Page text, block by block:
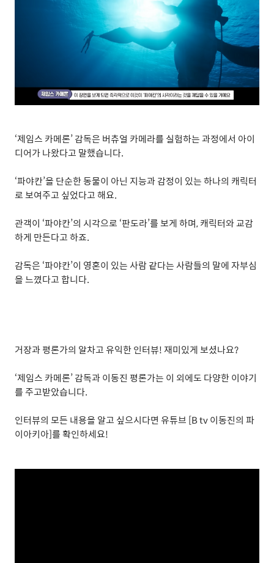
‘제임스 카메론’감독은 버츄얼 카메라를 실험하는 과정에서 아이
디어가 나왔다고 말했습니다.
‘파야칸’을 단순한 동물이 아닌 지능과 감정이 있는 하나의 캐릭터
로 보여주고 싶었다고 해요.
관객이 ‘파야칸’의 시각으로 ‘판도라’를 보게 하며,캐릭터와 교감
하게 만든다고 하죠.
감독은 ‘파야칸’이 영혼이 있는 사람 같다는 사람들의 말에 자부심
을 느꼈다고 합니다.
거장과 평론가의 알차고 유익한 인터뷰!재미있게 보셨나요?
‘제임스 카메론’감독과 이동진 평론가는 이 외에도 다양한 이야기
를 주고받았습니다.
인터뷰의 모든 내용을 알고 싶으시다면 유튜브 [B tv이동진의 파
이아키아]를 확인하세요!